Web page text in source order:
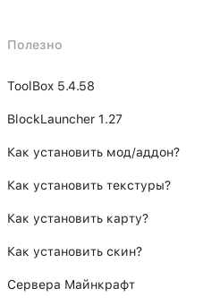
Полезно
ToolBox 5.4.58
BlockLauncher 1.27
Как установить мод/аддон?
Как установить текстуры?
Как установить карту?
Как установить скин?
Сервера Майнкрафт